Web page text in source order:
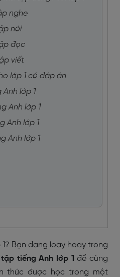
nghe
nói
đọc
viết
lớp 1 có đáp án
Anh lớp 1
Anh lớp 1
Anh lớp 1
Anh lớp 1
Bạn đang loay hoay trong
tập tiếng Anh lớp 1để cùng
thức được học trong một